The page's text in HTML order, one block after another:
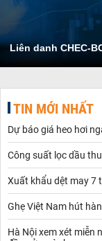
Liên danh CHEC-
TIN MỚI NHẤT
Dự báo giá heo hơi
Công suất lọc dầu
Xuất khẩu dệt may 7
Ghẹ Việt Nam hút
Hà Nội xem xét miễn